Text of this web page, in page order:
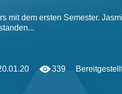
mit dem ersten Semester.
339